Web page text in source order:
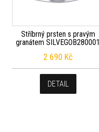
Stříbrný prsten s pravým
granátem SILVEGOB280001
2 690 Kč
DETAIL